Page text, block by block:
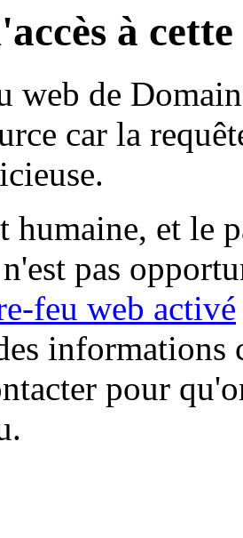
à
web de
car la
humaine, et le
pas
feu web activé
informations
pour